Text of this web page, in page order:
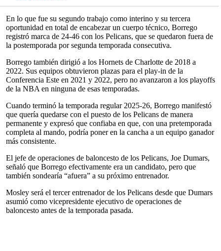
En lo que fue su segundo trabajo como interino y su tercera
oportunidad en total de encabezar un cuerpo técnico, Borrego
registró marca de 24-46 con los Pelicans, que se quedaron fuera de
la postemporada por segunda temporada consecutiva.
Borrego también dirigió a los Hornets de Charlotte de 2018 a
2022. Sus equipos obtuvieron plazas para el play-in de la
Conferencia Este en 2021 y 2022, pero no avanzaron a los playoffs
de la NBA en ninguna de esas temporadas.
Cuando terminó la temporada regular 2025-26, Borrego manifestó
que quería quedarse con el puesto de los Pelicans de manera
permanente y expresó que confiaba en que, con una pretemporada
completa al mando, podría poner en la cancha a un equipo ganador
más consistente.
El jefe de operaciones de baloncesto de los Pelicans, Joe Dumars,
señaló que Borrego efectivamente era un candidato, pero que
también sondearía “afuera” a su próximo entrenador.
Mosley será el tercer entrenador de los Pelicans desde que Dumars
asumió como vicepresidente ejecutivo de operaciones de
baloncesto antes de la temporada pasada.